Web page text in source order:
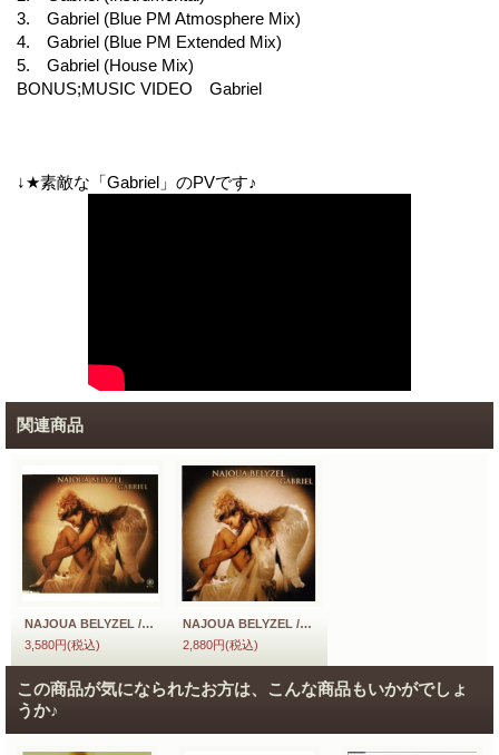
3. Gabriel (Blue PM Atmosphere Mix)
4. Gabriel (Blue PM Extended Mix)
5. Gabriel (House Mix)
BONUS;MUSIC VIDEO Gabriel
↓★素敵な「Gabriel」のPVです♪
関連商品
NAJOUA BELYZEL / GABRIEL 【CD SINGLE】 MAXI ドイツ盤 ORG. ビデオ・クリップ付
3,580円(税込)
NAJOUA BELYZEL / GABRIEL 【CD SINGLE】 フランス盤 ORG. 紙ジャケ 新品
2,880円(税込)
この商品が気になられたお方は、こんな商品もいかがでしょ
うか♪